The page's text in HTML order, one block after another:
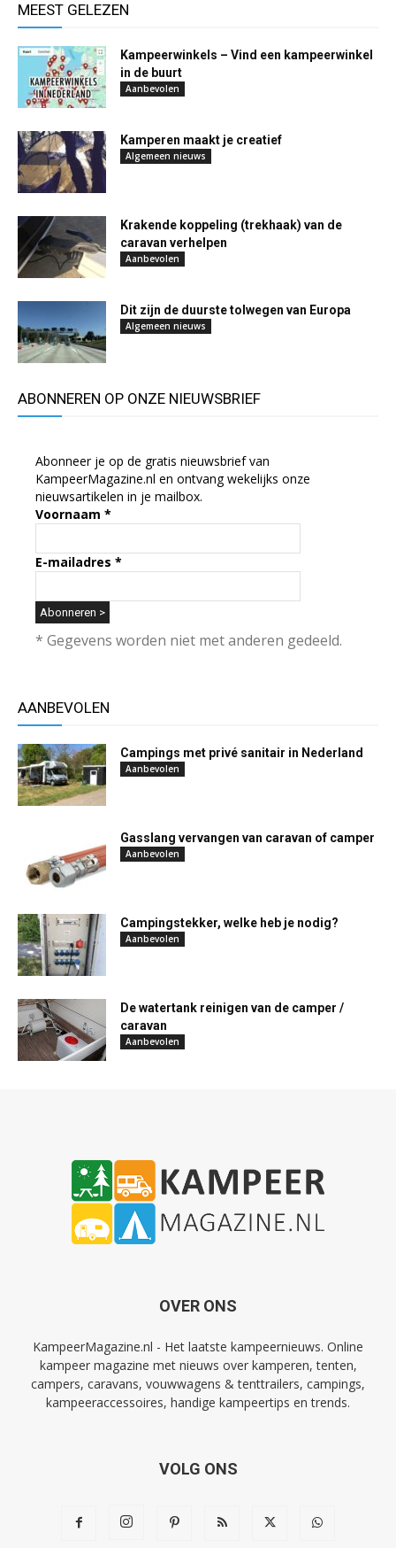
MEEST GELEZEN
Kampeerwinkels – Vind een kampeerwinkel
in de buurt
Aanbevolen
Kamperen maakt je creatief
Algemeen nieuws
Krakende koppeling (trekhaak) van de
caravan verhelpen
Aanbevolen
Dit zijn de duurste tolwegen van Europa
Algemeen nieuws
ABONNEREN OP ONZE NIEUWSBRIEF
Abonneer je op de gratis nieuwsbrief van
KampeerMagazine.nl en ontvang wekelijks onze
nieuwsartikelen in je mailbox.
Voornaam *
E-mailadres *
* Gegevens worden niet met anderen gedeeld.
AANBEVOLEN
Campings met privé sanitair in Nederland
Aanbevolen
Gasslang vervangen van caravan of camper
Aanbevolen
Campingstekker, welke heb je nodig?
Aanbevolen
De watertank reinigen van de camper /
caravan
Aanbevolen
OVER ONS
KampeerMagazine.nl - Het laatste kampeernieuws. Online
kampeer magazine met nieuws over kamperen, tenten,
campers, caravans, vouwwagens & tenttrailers, campings,
kampeeraccessoires, handige kampeertips en trends.
VOLG ONS